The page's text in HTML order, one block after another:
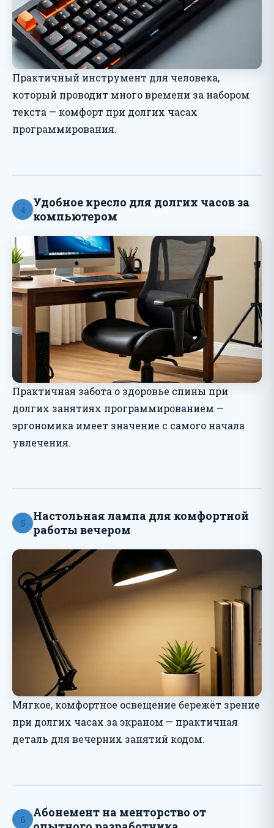
Практичный инструмент для человека,
который проводит много времени за набором
текста — комфорт при долгих часах
программирования.
4
Удобное кресло для долгих часов за
компьютером
Практичная забота о здоровье спины при
долгих занятиях программированием —
эргономика имеет значение с самого начала
увлечения.
5
Настольная лампа для комфортной
работы вечером
Мягкое, комфортное освещение бережёт зрение
при долгих часах за экраном — практичная
деталь для вечерних занятий кодом.
6
Абонемент на менторство от